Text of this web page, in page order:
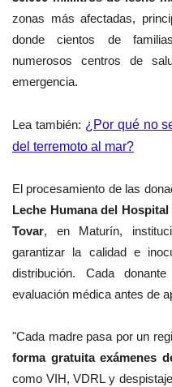
zonas más afectadas,
donde cientos de
numerosos centros de
emergencia.
Lea también: ¿Por qué no
del terremoto al mar?
El procesamiento de las
Leche Humana del
Tovar, en Maturín,
garantizar la calidad e
distribución. Cada
evaluación médica antes de
"Cada madre pasa por un
forma gratuita exámenes
como VIH, VDRL y